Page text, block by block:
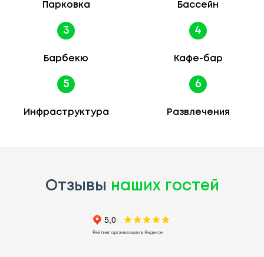
Парковка Бассейн
3
Барбекю
4
Кафе-бар
5
Инфраструктура
6
Развлечения
Отзывы наших гостей